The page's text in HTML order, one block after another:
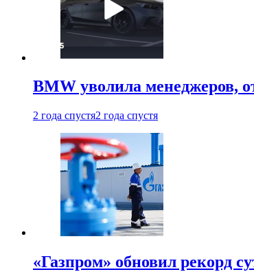
BMW уволила менеджеров,
2 года спустя2 года спустя
«Газпром» обновил рекорд